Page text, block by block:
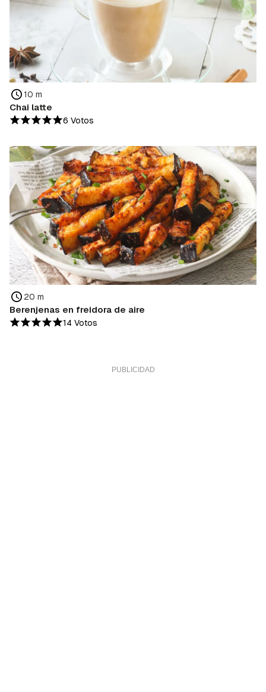
10 m
Chai latte
6 Votos
20 m
Berenjenas en freidora de aire
14 Votos